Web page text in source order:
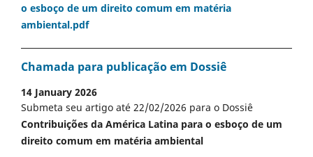
o esboço de um direito comum em matéria
ambiental.pdf
Chamada para publicação em Dossiê
14 January 2026
Submeta seu artigo até 22/02/2026 para o Dossiê
Contribuições da América Latina para o esboço de um
direito comum em matéria ambiental